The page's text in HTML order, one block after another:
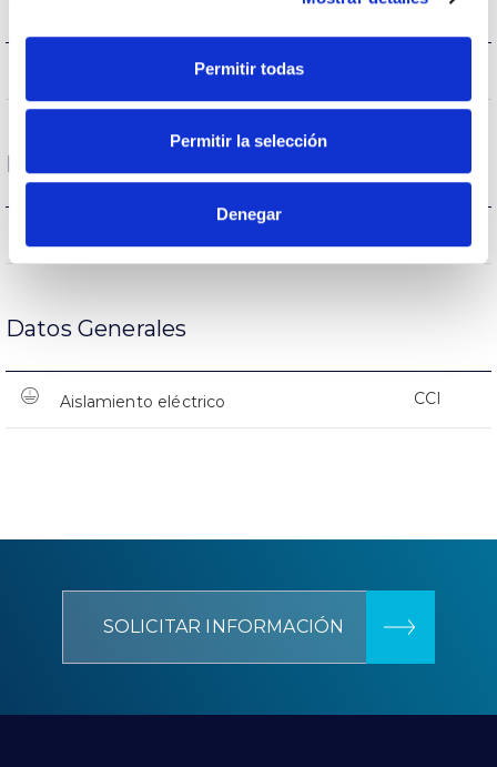
Permitir todas
Permitir la selección
Denegar
(L70B50>)50.000h
Protecciones
Datos Generales
Aislamiento eléctrico CCI
SOLICITAR INFORMACIÓN